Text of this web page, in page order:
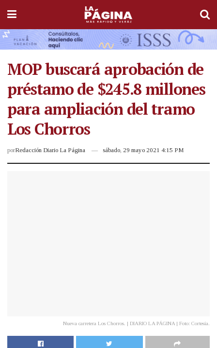
MOP buscará aprobación de
préstamo de $245.8 millones
para ampliación del tramo
Los Chorros
porRedacción Diario La Página sábado, 29 mayo 2021 4:15 PM
Nueva carretera Los Chorros. | DIARIO LA PÁGINA | Foto: Cortesía.